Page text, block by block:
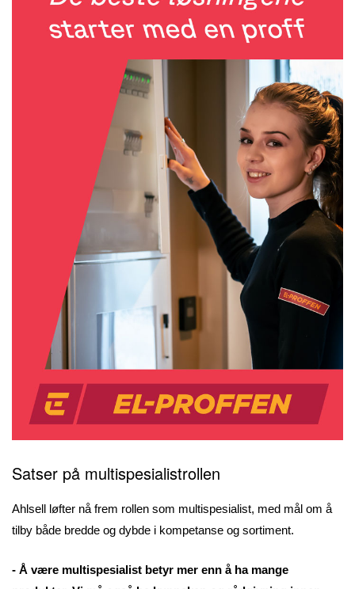
Satser på multispesialistrollen
Ahlsell løfter nå frem rollen som multispesialist, med mål om å
tilby både bredde og dybde i kompetanse og sortiment.
- Å være multispesialist betyr mer enn å ha mange